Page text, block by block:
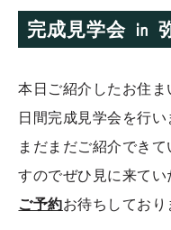
完成見学会 ㏌
本日ご紹介したお住ま
日間完成見学会を行い
まだまだご紹介でき
すのでぜひ見に来てい
ご予約お待ちしており